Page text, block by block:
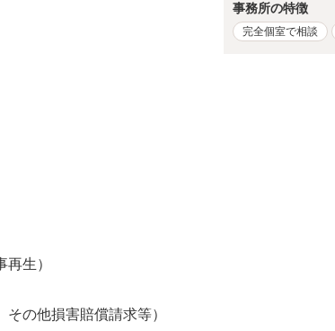
生）
損害賠償請求等）
事務所の特徴
完全個室で相談